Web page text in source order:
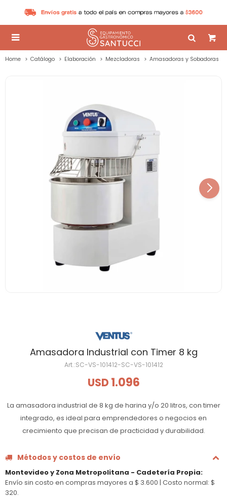

Home Catálogo Elaboración Mezcladoras Amasadoras y Sobadoras
Amasadora Industrial con Timer 8 kg
SC-VS-101412-SC-VS-101412
USD 1.096
La amasadora industrial de 8 kg de harina y/o 20 litros, con timer
integrado, es ideal para emprendedores o negocios en
crecimiento que precisan de practicidad y durabilidad.
Métodos y costos de envío
Montevideo y Zona Metropolitana - Cadetería Propia:
Envío sin costo en compras mayores a $ 3.600 | Costo normal: $
320.